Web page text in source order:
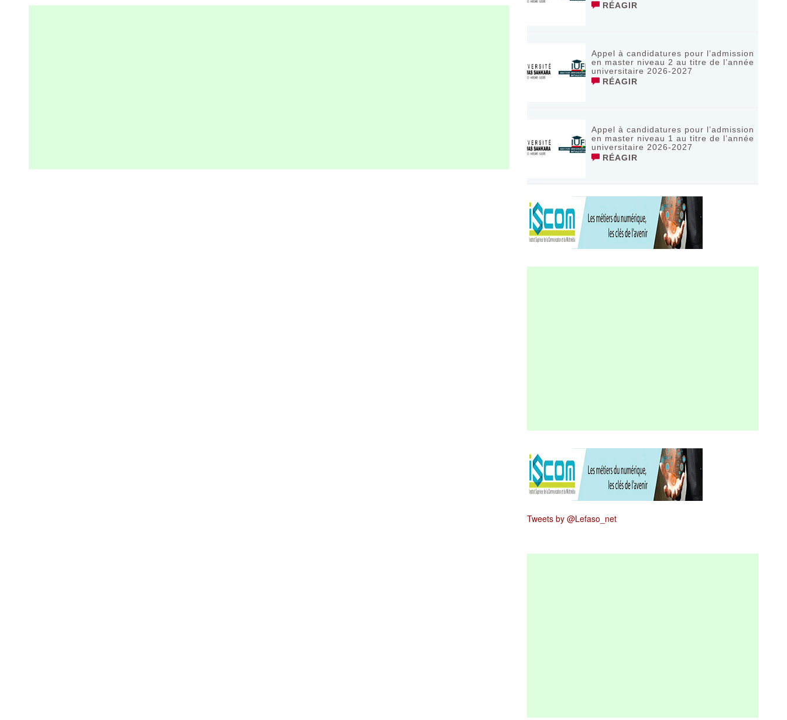
RÉAGIR
Appel à candidatures pour l’admission
en master niveau 2 au titre de l’année
universitaire 2026-2027
RÉAGIR
Appel à candidatures pour l’admission
en master niveau 1 au titre de l’année
universitaire 2026-2027
RÉAGIR
Tweets by @Lefaso_net